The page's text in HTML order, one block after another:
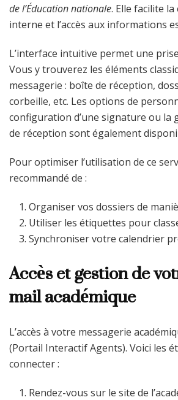
de l’Éducation nationale. Elle facilite
interne et l’accès aux informations
L’interface intuitive permet une
Vous y trouverez les éléments
messagerie : boîte de réception,
corbeille, etc. Les options de
configuration d’une signature ou la
de réception sont également
Pour optimiser l’utilisation de ce
recommandé de :
Organiser vos dossiers de
Utiliser les étiquettes pour
Synchroniser votre calendrier
Accès et gestion de
mail académique
L’accès à votre messagerie
(Portail Interactif Agents). Voici les
connecter :
Rendez-vous sur le site de